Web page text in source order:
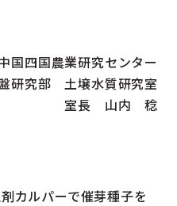
国四国農業研究センター
研究部 土壌水質研究室
室長 山内 稔
カルパーで催芽種子を